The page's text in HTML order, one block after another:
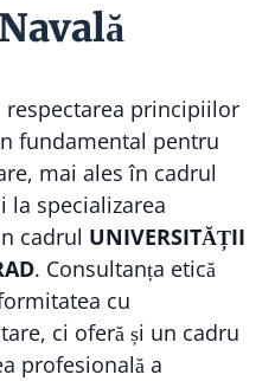
principiilor
fundamental pentru
mai ales în cadrul
la specializarea
cadrul UNIVERSITĂȚII
. Consultanța etică
cu
ci oferă și un cadru
profesională a